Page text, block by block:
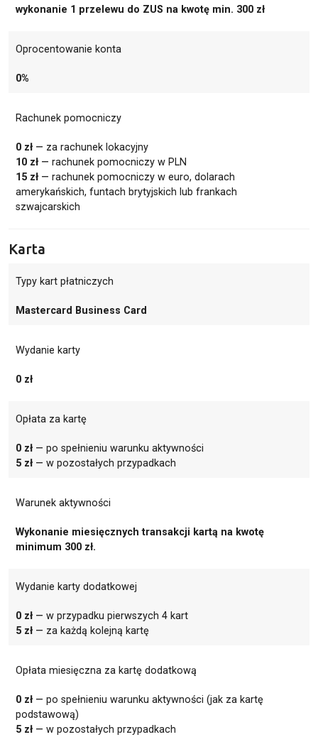
wykonanie 1 przelewu do ZUS na kwotę min. 300 zł
Oprocentowanie konta
0%
Rachunek pomocniczy
0 zł — za rachunek lokacyjny
10 zł — rachunek pomocniczy w PLN
15 zł— rachunek pomocniczy w euro, dolarach
amerykańskich, funtach brytyjskich lub frankach
szwajcarskich
Karta
Typy kart płatniczych
Mastercard Business Card
Wydanie karty
0 zł
Opłata za kartę
0 zł — po spełnieniu warunku aktywności
5 zł— w pozostałych przypadkach
Warunek aktywności
Wykonanie miesięcznych transakcji kartą na kwotę
minimum 300 zł.
Wydanie karty dodatkowej
0 zł — w przypadku pierwszych 4 kart
5 zł — za każdą kolejną kartę
Opłata miesięczna za kartę dodatkową
0 zł— po spełnieniu warunku aktywności (jak za kartę
podstawową)
5 zł — w pozostałych przypadkach